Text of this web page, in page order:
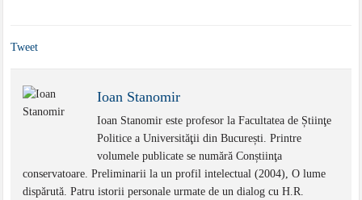
Tweet
Ioan Stanomir
Ioan Stanomir este profesor la Facultatea de Știinţe
Politice a Universităţii din București. Printre
volumele publicate se numără Conștiinţa
conservatoare. Preliminarii la un profil intelectual (2004), O lume
dispărută. Patru istorii personale urmate de un dialog cu H.R.